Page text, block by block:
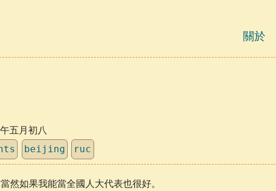
關於
五月初八
beijing ruc
然如果我能當全國人大代表也很好。